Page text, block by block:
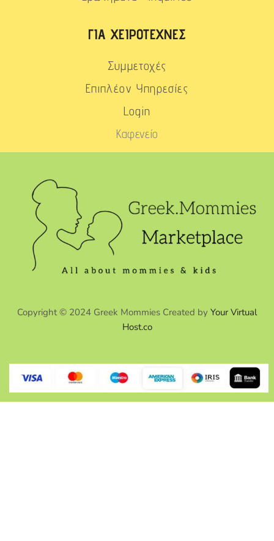
ΓΙΑ ΧΕΙΡΟΤΈΧΝΕΣ
Συμμετοχές
Επιπλέον Υπηρεσίες
Login
Καφενείο
Copyright © 2024 Greek Mommies Created by Your Virtual
Host.co